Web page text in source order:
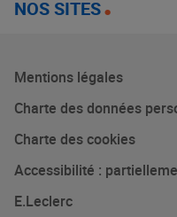
NOS SITES
Mentions légales
Charte des données
Charte des cookies
Accessibilité :
E.Leclerc